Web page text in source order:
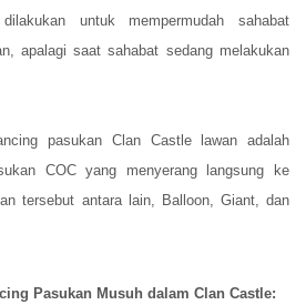
untuk mempermudah sahabat
apalagi saat sahabat sedang melakukan
pasukan Clan Castle lawan adalah
COC yang menyerang langsung ke
tersebut antara lain, Balloon, Giant, dan
Pasukan Musuh dalam Clan Castle: